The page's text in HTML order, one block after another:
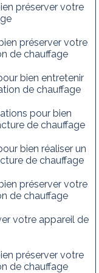
préserver votre
préserver votre
de chauffage
bien entretenir
de chauffage
pour bien
de chauffage
bien réaliser un
de chauffage
préserver votre
de chauffage
votre appareil de
préserver votre
de chauffage